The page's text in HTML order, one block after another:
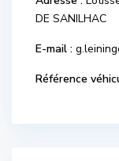
DE SANILHAC
E-mail :
Référence